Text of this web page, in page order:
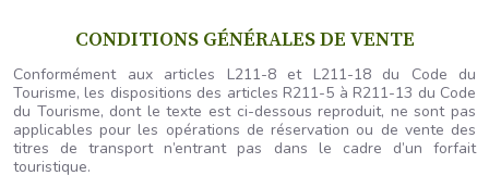
CONDITIONS GÉNÉRALES DE VENTE
Conformément aux articles L211-8 et L211-18 du Code du
Tourisme, les dispositions des articles R211-5 à R211-13 du Code
du Tourisme, dont le texte est ci-dessous reproduit, ne sont pas
applicables pour les opérations de réservation ou de vente des
titres de transport n’entrant pas dans le cadre d’un forfait
touristique.